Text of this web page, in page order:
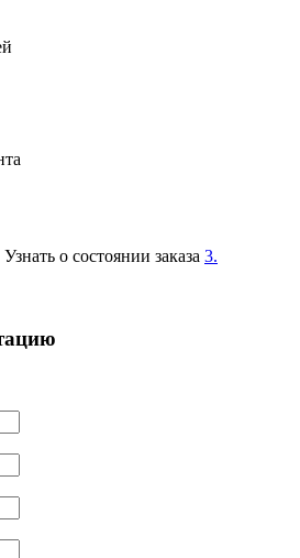
Узнать о состоянии заказа 3.